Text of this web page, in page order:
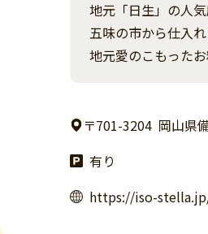
地元「日生」の人
五味の市から仕入
地元愛のこもった
〒701-3204 岡山県
有り
https://iso-